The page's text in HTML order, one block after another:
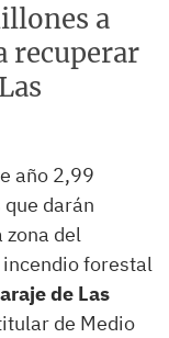
a
recuperar
año 2,99
darán
zona del
forestal
de Las
de Medio